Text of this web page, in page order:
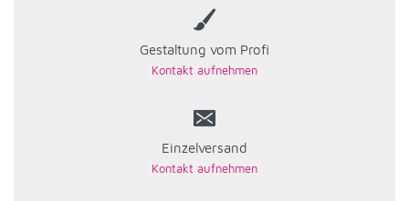
Gestaltung vom Profi
Einzelversand